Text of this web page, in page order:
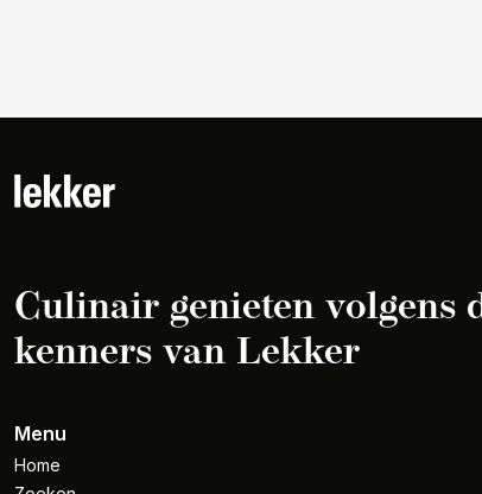
Culinair genieten volgens
kenners van Lekker
Menu
Home